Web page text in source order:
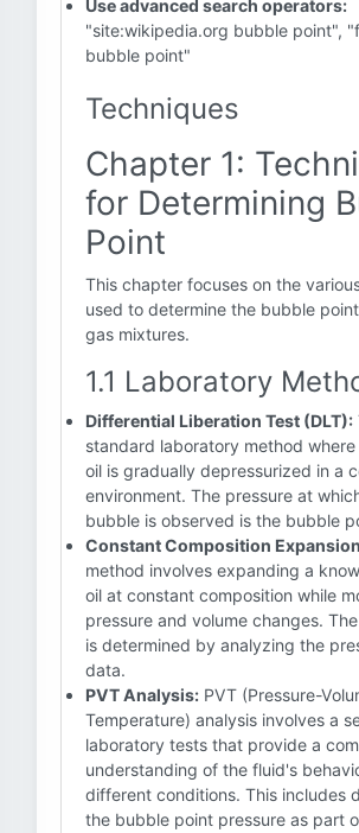
Use advanced search operators:
"site:wikipedia.org bubble point",
bubble point"
Techniques
Chapter 1:
for Determining
Point
This chapter focuses on the
used to determine the bubble
gas mixtures.
1.1 Laboratory
Differential Liberation Test (DLT):
standard laboratory method
oil is gradually depressurized in a
environment. The pressure at
bubble is observed is the bubble
Constant Composition
method involves expanding a
oil at constant composition while
pressure and volume changes.
is determined by analyzing the
data.
PVT Analysis: PVT (Pressure-
Temperature) analysis involves a
laboratory tests that provide a
understanding of the fluid's
different conditions. This includes
the bubble point pressure as part